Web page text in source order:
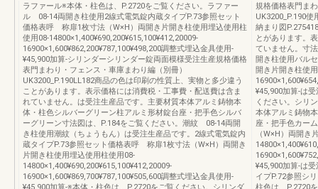
ラファール※本体・柱色は、P.2720をご覧ください。ラファー
ル 08-14両開き柱使用2線式電気錠内蔵タイプP.73参照セット
価格表呼 称扉1枚寸法（W×H）両開き片開き柱使用埋込使用柱
使用08-14800×1,400¥690,200¥615,100¥412,20009-
16900×1,600¥862,200¥787,100¥498,200調整式埋込金具使用-
¥45,900加算-シリンダーシリンダー錠両面模様受注生産規格価格
表門まわり・フェンス・車庫まわり編（別冊）
UK3200_P.190LL182商品の色は印刷の性質上、実物と多少違う
ことがあります。表示価格には消費税・工事費・配送費は含ま
れていません。は受注生産品です。主要材質本体アルミ鋳物本
体・柱色シルバーグリーン柱アルミ形材錠台座・把手色シルバ
ーグリーン寸法図は、P.184をご覧ください。潮紋 08-14両開
き柱使用潮紋（ちょうもん）は受注生産品です。2線式電気錠内
蔵タイプP.73参照セット価格表呼 称扉1枚寸法（W×H）両開き
片開き柱使用埋込使用柱使用08-
14800×1,400¥690,200¥615,100¥412,20009-
16900×1,600¥869,700¥787,100¥505,600調整式埋込金具使用-
¥45,900加算-※本体・柱色は、P.2720をご覧ください。シリンダ
規格価格表門ま
UK3200_P.190
納まり図
とがあります。
ていません。寸
開き柱使用バル
開き片開き柱使
¥45,900加算-は
ください。シリ
本体アルミ鋳物
座・把手色カー
（W×H）両開き
¥45,900加算-は
イプP.72参照シ
柱色は、P.2720